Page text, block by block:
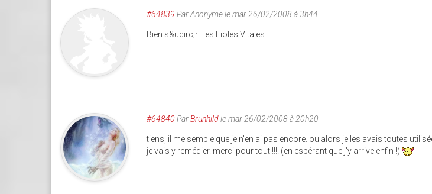
#64839 ParAnonymele mar 26/02/2008 à 3h44
Bien s&ucirc;r. Les Fioles Vitales.
#64840 ParBrunhildle mar 26/02/2008 à 20h20
tiens, il me semble que je n'en ai pas encore. ou alors je les avais toutes
je vais y remédier. merci pour tout !!!! (en espérant que j'y arrive enfin !)